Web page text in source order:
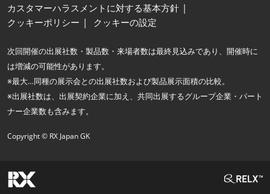
カスタマーハラスメントに対する基本方針
クッキーポリシー
クッキーの設定
次回開催の出展社数・製品数・来場者数は最終見込みであり、開催時に
は増減の可能性があります。
※最大…同種の展示会との出展社数および製品展示面積の比較。
※出展社数は、出展契約企業に加え、共同出展するグループ企業・パート
ナー企業数も含みます。
Copyright © RX Japan GK